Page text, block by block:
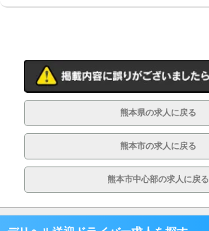
熊本県の求人に戻る
熊本市の求人に戻る
熊本市中心部の求人に戻る